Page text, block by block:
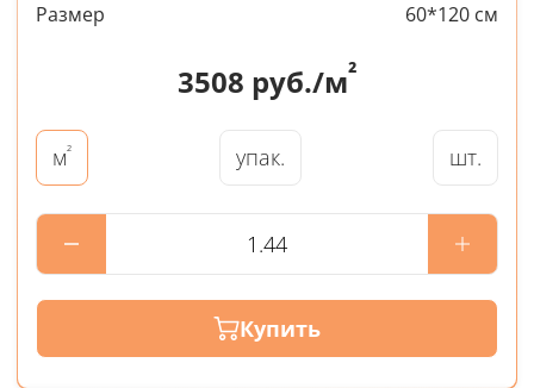
Размер
60*120 см
3508 руб./м²
м² упак. шт.
Купить